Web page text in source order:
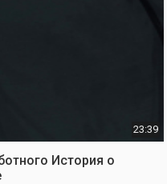
23:39
История о